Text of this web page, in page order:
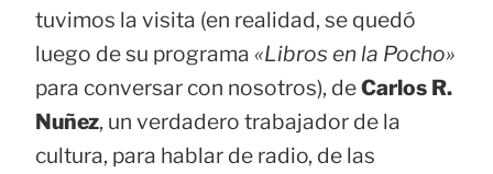
tuvimos la visita (en realidad, se quedó
luego de su programa «Libros en la Pocho»
para conversar con nosotros), deCarlos R.
Nuñez, un verdadero trabajador de la
cultura, para hablar de radio, de las